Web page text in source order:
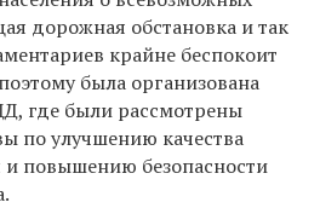
дорожная обстановка и так
крайне беспокоит
была организована
где были рассмотрены
по улучшению качества
повышению безопасности